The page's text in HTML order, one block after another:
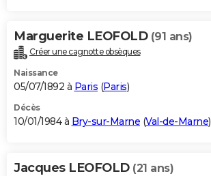
Marguerite LEOFOLD (91 ans)
Créer une cagnotte obsèques
Naissance
05/07/1892 à Paris (Paris)
Décès
10/01/1984 à Bry-sur-Marne (Val-de-Marne)
Jacques LEOFOLD (21 ans)